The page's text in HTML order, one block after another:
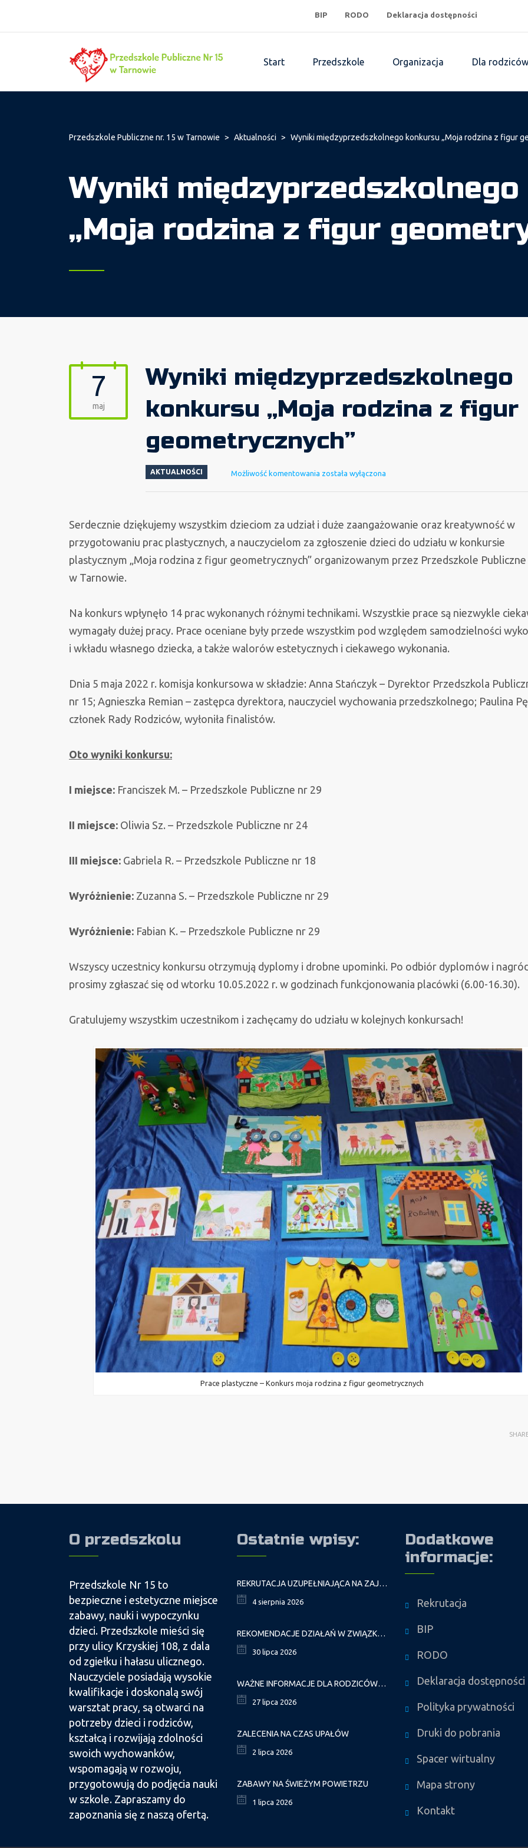
BIP RODO Deklaracja dostępności
Start Przedszkole Organizacja Dla rodziców
Przedszkole Publiczne nr. 15 w Tarnowie > Aktualności > Wyniki międzyprzedszkolnego konkursu „Moja rodzina z figur
Wyniki
„Moja rodzina z figur
7
maj
Wyniki międzyprzedszkolnego
konkursu „Moja rodzina z figur
geometrycznych”
AKTUALNOŚCI Możliwość komentowania Wyniki
„Moja
rodzina
została wyłączona
Serdecznie dziękujemy wszystkim dzieciom za udział i duże zaangażowanie oraz kreatywność w
przygotowaniu prac plastycznych, a nauczycielom za zgłoszenie dzieci do udziału w konkursie
plastycznym „Moja rodzina z figur geometrycznych” organizowanym przez Przedszkole
w Tarnowie.
Na konkurs wpłynęło 14 prac wykonanych różnymi technikami. Wszystkie prace są niezwykle
wymagały dużej pracy. Prace oceniane były przede wszystkim pod względem samodzielności
i wkładu własnego dziecka, a także walorów estetycznych i ciekawego wykonania.
Dnia 5 maja 2022 r. komisja konkursowa w składzie: Anna Stańczyk – Dyrektor Przedszkola
nr 15; Agnieszka Remian – zastępca dyrektora, nauczyciel wychowania przedszkolnego; Paulina
członek Rady Rodziców, wyłoniła finalistów.
Oto wyniki konkursu:
I miejsce: Franciszek M. – Przedszkole Publiczne nr 29
II miejsce: Oliwia Sz. – Przedszkole Publiczne nr 24
III miejsce: Gabriela R. – Przedszkole Publiczne nr 18
Wyróżnienie: Zuzanna S. – Przedszkole Publiczne nr 29
Wyróżnienie: Fabian K. – Przedszkole Publiczne nr 29
Wszyscy uczestnicy konkursu otrzymują dyplomy i drobne upominki. Po odbiór dyplomów i
prosimy zgłaszać się od wtorku 10.05.2022 r. w godzinach funkcjonowania placówki (6.00-16.30).
Gratulujemy wszystkim uczestnikom i zachęcamy do udziału w kolejnych konkursach!
Prace plastyczne – Konkurs moja rodzina z figur geometrycznych
O przedszkolu
Przedszkole Nr 15 to
bezpieczne i estetyczne miejsce
zabawy, nauki i wypoczynku
dzieci. Przedszkole mieści się
przy ulicy Krzyskiej 108, z dala
od zgiełku i hałasu ulicznego.
Nauczyciele posiadają wysokie
kwalifikacje i doskonalą swój
warsztat pracy, są otwarci na
potrzeby dzieci i rodziców,
kształcą i rozwijają zdolności
swoich wychowanków,
wspomagają w rozwoju,
przygotowują do podjęcia nauki
w szkole. Zapraszamy do
zapoznania się z naszą ofertą.
Ostatnie wpisy:
REKRUTACJA UZUPEŁNIAJĄCA NA ZAJĘCIA PROWADZONE PRZEZ PAŁAC MŁODZIEŻY W ROKU SZKOLNYM 2026/2027
4 sierpnia 2026
REKOMENDACJE DZIAŁAŃ W ZWIĄZKU Z FALAMI UPAŁÓW
30 lipca 2026
WAŻNE INFORMACJE DLA RODZICÓW DZIECI NOWO PRZYJĘTYCH GR. I
27 lipca 2026
ZALECENIA NA CZAS UPAŁÓW
2 lipca 2026
ZABAWY NA ŚWIEŻYM POWIETRZU
1 lipca 2026
Dodatkowe
informacje:
Rekrutacja
BIP
RODO
Deklaracja dostępności
Polityka prywatności
Druki do pobrania
Spacer wirtualny
Mapa strony
Kontakt